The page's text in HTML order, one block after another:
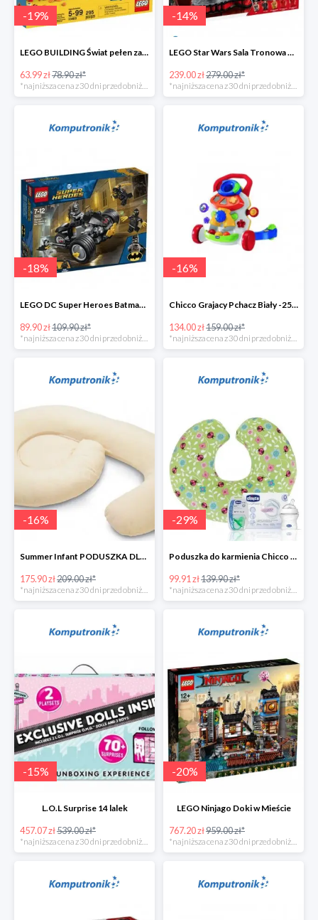
-19%
LEGO BUILDING Świat pełen zabawy
63.99 zł78.90 zł*
*najniższa cena z 30 dni przed obniżką
-14%
LEGO Star Wars Sala Tronowa Snoke'a -39%
239.00 zł279.00 zł*
*najniższa cena z 30 dni przed obniżką
-18%
LEGO DC Super Heroes Batman: atak Szponów -20zł
89.90 zł109.90 zł*
-16%
Chicco Grajacy Pchacz Biały -25zł
134.00 zł159.00 zł*
-16%
Summer Infant PODUSZKA DLA KOBIET W CIĄŻY 4w1
175.90 zł209.00 zł*
-29%
Poduszka do karmienia Chicco Boppy Ladybug Lane + wyprawka
99.91 zł139.90 zł*
-15%
L.O.L Surprise 14 lalek
457.07 zł539.00 zł*
*najniższa cena z 30 dni przed obniżką
-20%
LEGO Ninjago Doki w Mieście
767.20 zł959.00 zł*
*najniższa cena z 30 dni przed obniżką